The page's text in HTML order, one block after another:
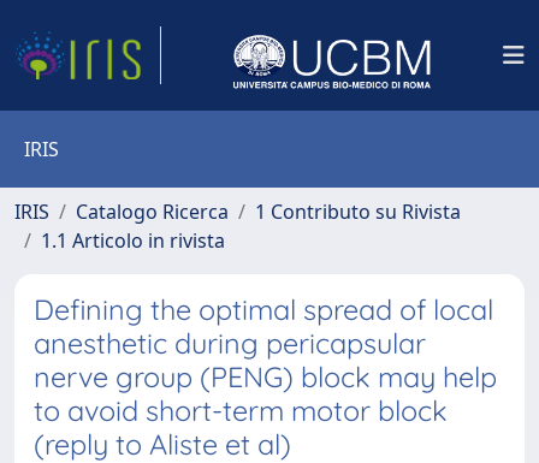
IRIS
IRIS Catalogo Ricerca
1 Contributo su Rivista
1.1 Articolo in rivista
Defining the optimal spread of local
anesthetic during pericapsular
nerve group (PENG) block may help
to avoid short-term motor block
(reply to Aliste et al)